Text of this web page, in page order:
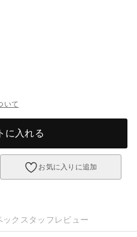
いて
に入れる
お気に入りに追加
ック スタッフレビュー